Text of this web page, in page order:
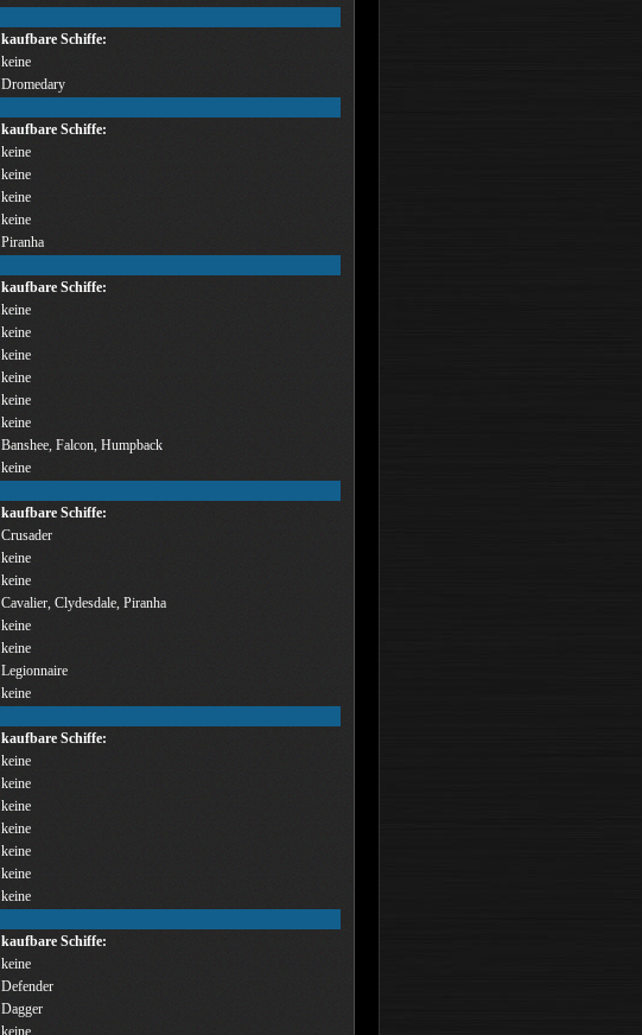
kaufbare Schiffe:
keine
Dromedary
kaufbare Schiffe:
keine
keine
keine
keine
Piranha
kaufbare Schiffe:
keine
keine
keine
keine
keine
keine
Banshee, Falcon, Humpback
keine
kaufbare Schiffe:
Crusader
keine
keine
Cavalier, Clydesdale, Piranha
keine
keine
Legionnaire
keine
kaufbare Schiffe:
keine
keine
keine
keine
keine
keine
keine
kaufbare Schiffe:
keine
Defender
Dagger
keine